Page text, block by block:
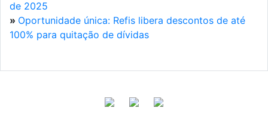
de 2025
» Oportunidade única: Refis libera descontos de até
100% para quitação de dívidas